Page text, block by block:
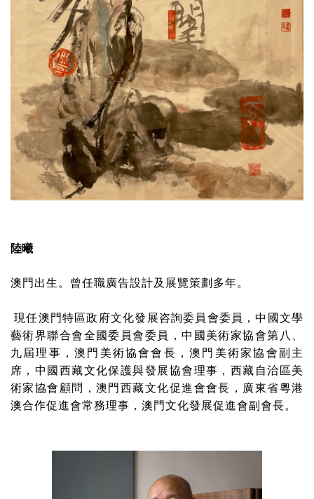
陸曦
澳門出生。曾任職廣告設計及展覽策劃多年。
現任澳門特區政府文化發展咨詢委員會委員，中國文學
藝術界聯合會全國委員會委員，中國美術家協會第八、
九屆理事，澳門美術協會會長，澳門美術家協會副主
席，中國西藏文化保護與發展協會理事，西藏自治區美
術家協會顧問，澳門西藏文化促進會會長，廣東省粵港
澳合作促進會常務理事，澳門文化發展促進會副會長。